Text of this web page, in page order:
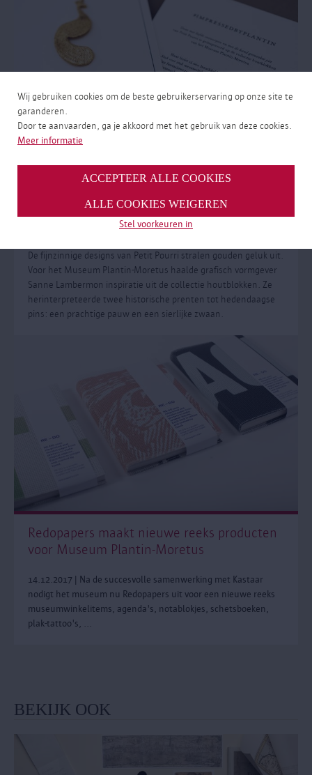
Wij gebruiken cookies om de beste gebruikerservaring op onze site te
garanderen.
Door te aanvaarden, ga je akkoord met het gebruik van deze cookies.
Meer informatie
ACCEPTEER ALLE COOKIES
ALLE COOKIES WEIGEREN
Stel voorkeuren in
De fijnzinnige designs van Petit Pourri stralen gouden geluk uit.
Voor het Museum Plantin-Moretus haalde grafisch vormgever
Sanne Lambermon inspiratie uit de collectie houtblokken. Ze
herinterpreteerde twee historische prenten tot hedendaagse
pins: een prachtige pauw en een sierlijke zwaan.
Redopapers maakt nieuwe reeks producten
voor Museum Plantin-Moretus
14.12.2017 | Na de succesvolle samenwerking met Kastaar
nodigt het museum nu Redopapers uit voor een nieuwe reeks
museumwinkelitems, agenda's, notablokjes, schetsboeken,
plak-tattoo's, ...
BEKIJK OOK